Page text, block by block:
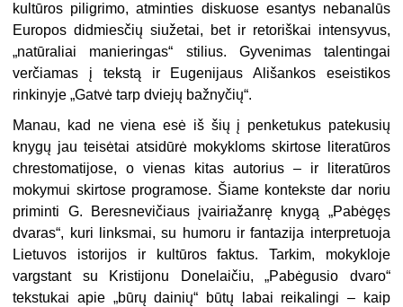
kultūros piligrimo, atminties diskuose esantys nebanalūs
Europos didmiesčių siužetai, bet ir retoriškai intensyvus,
„natūraliai manieringas“ stilius. Gyvenimas talentingai
verčiamas į tekstą ir Eugenijaus Ališankos eseistikos
rinkinyje „Gatvė tarp dviejų bažnyčių“.
Manau, kad ne viena esė iš šių į penketukus patekusių
knygų jau teisėtai atsidūrė mokykloms skirtose literatūros
chrestomatijose, o vienas kitas autorius – ir literatūros
mokymui skirtose programose. Šiame kontekste dar noriu
priminti G. Beresnevičiaus įvairiažanrę knygą „Pabėgęs
dvaras“, kuri linksmai, su humoru ir fantazija interpretuoja
Lietuvos istorijos ir kultūros faktus. Tarkim, mokykloje
vargstant su Kristijonu Donelaičiu, „Pabėgusio dvaro“
tekstukai apie „būrų dainių“ būtų labai reikalingi – kaip